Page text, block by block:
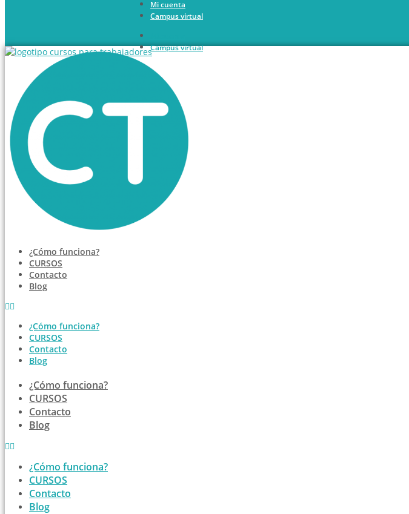
Mi cuenta
Campus virtual
Campus virtual
¿Cómo funciona?
CURSOS
Contacto
Blog
¿Cómo funciona?
CURSOS
Contacto
Blog
¿Cómo funciona?
CURSOS
Contacto
Blog
¿Cómo funciona?
CURSOS
Contacto
Blog